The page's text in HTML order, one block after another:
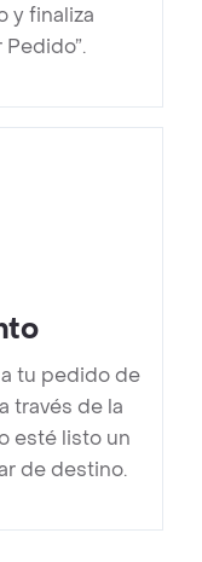
y finaliza
tu pedido de
través de la
esté listo un
de destino.